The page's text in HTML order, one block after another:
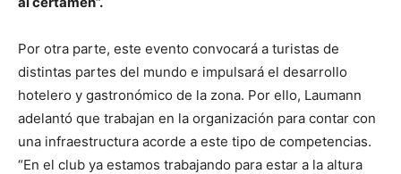
Por otra parte, este evento convocará a turistas de
distintas partes del mundo e impulsará el desarrollo
hotelero y gastronómico de la zona. Por ello, Laumann
adelantó que trabajan en la organización para contar con
una infraestructura acorde a este tipo de competencias.
“En el club ya estamos trabajando para estar a la altura